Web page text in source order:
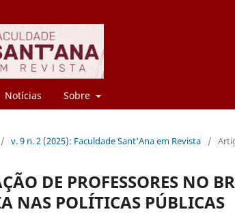
Notícias Sobre
/ v. 9 n. 2 (2025): Faculdade Sant'Ana em Revista /
DE PROFESSORES NO
NAS POLÍTICAS PÚBLICAS